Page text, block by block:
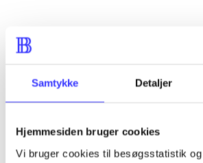
Samtykke Detaljer
Hjemmesiden bruger cookies
Vi bruger cookies til besøgsstatistik
Artikler
...